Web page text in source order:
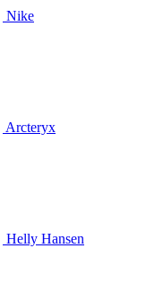
Nike
Arcteryx
Helly Hansen